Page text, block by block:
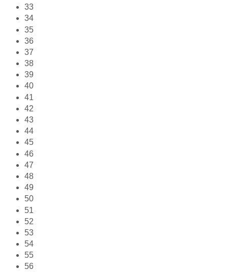
33
34
35
36
37
38
39
40
41
42
43
44
45
46
47
48
49
50
51
52
53
54
55
56